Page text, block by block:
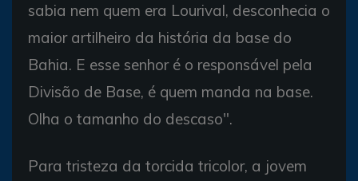
sabia nem quem era Lourival, desconhecia o
maior artilheiro da história da base do
Bahia. E esse senhor é o responsável pela
Divisão de Base, é quem manda na base.
Olha o tamanho do descaso".
Para tristeza da torcida tricolor, a jovem